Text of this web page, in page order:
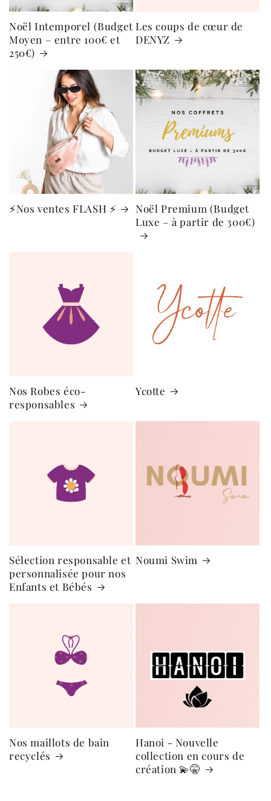
Noël Intemporel (Budget
Moyen – entre 100€ et
250€)
Les coups de cœur de
DENYZ
⚡Nos ventes FLASH ⚡
Noël Premium (Budget
Luxe – à partir de 300€)
Nos Robes éco-
responsables
Ycotte
Sélection responsable et
personnalisée pour nos
Enfants et Bébés
Noumi Swim
Nos maillots de bain
recyclés
Hanoi - Nouvelle
collection en cours de
création 💫🤫